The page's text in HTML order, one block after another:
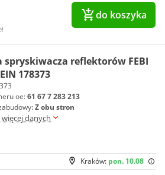
do koszyka
spryskiwacza reflektorów FEBI
178373
oe:61 67 7 283 213
Z obu stron
więcej danych
Kraków: pon. 10.08